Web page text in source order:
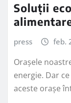
Soluții
press feb.
Orașele
energie. Dar
aceste orașe